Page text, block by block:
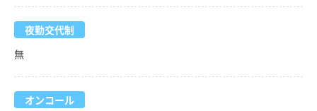
夜勤交代制
無
オンコール